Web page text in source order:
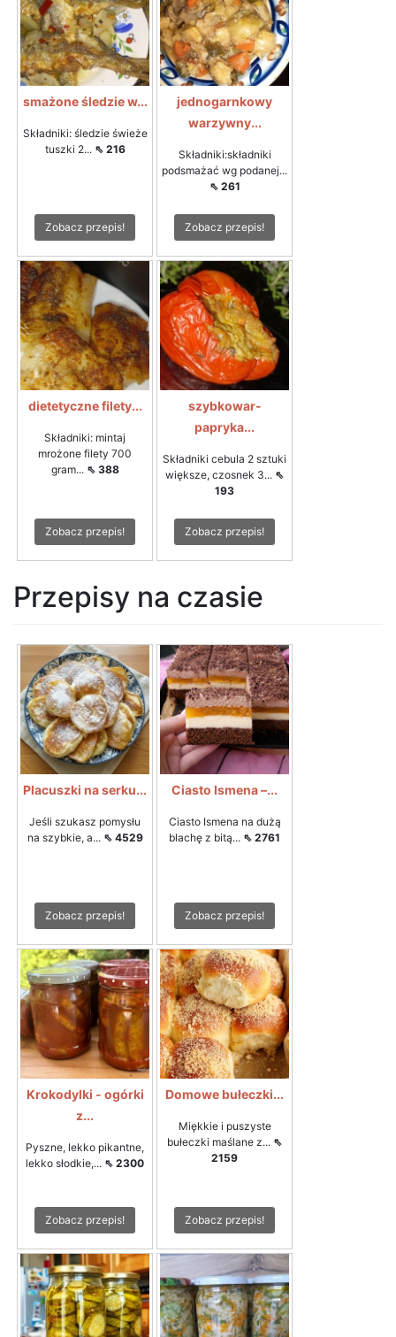
smażone śledzie w...
Składniki: śledzie świeże
tuszki 2... ⇖ 216
Zobacz przepis!
jednogarnkowy
warzywny...
Składniki:składniki
podsmażać wg podanej...
⇖ 261
Zobacz przepis!
dietetyczne filety...
Składniki: mintaj
mrożone filety 700
gram... ⇖ 388
Zobacz przepis!
szybkowar-
papryka...
Składniki cebula 2 sztuki
większe, czosnek 3... ⇖
193
Zobacz przepis!
Przepisy na czasie
Placuszki na serku...
Jeśli szukasz pomysłu
na szybkie, a... ⇖ 4529
Zobacz przepis!
Ciasto Ismena –...
Ciasto Ismena na dużą
blachę z bitą... ⇖ 2761
Zobacz przepis!
Krokodylki - ogórki
z...
Pyszne, lekko pikantne,
lekko słodkie,... ⇖ 2300
Zobacz przepis!
Domowe bułeczki...
Miękkie i puszyste
bułeczki maślane z... ⇖
2159
Zobacz przepis!